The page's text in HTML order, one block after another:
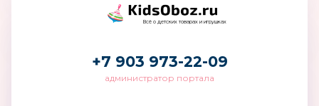
Всё о детских товарах и игрушках
+7 903 973-22-09
администратор портала